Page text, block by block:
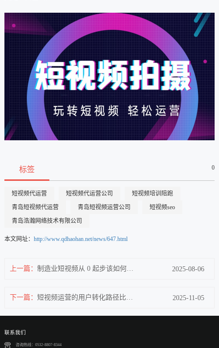
标签 0
短视频代运营 短视频代运营公司
短视频培训陪跑
青岛短视频代运营
青岛短视频运营公司
短视频seo
青岛浩瀚网络技术有限公司
本文网址： http://www.qdhaohan.net/news/647.html
上一篇： 制造业短视频从 0 起步该如何定位？ 2025-08-06
下一篇： 短视频运营的用户转化路径比电商详情页更短吗？ 2025-11-05
联系我们
咨询热线：0532-8807-8344